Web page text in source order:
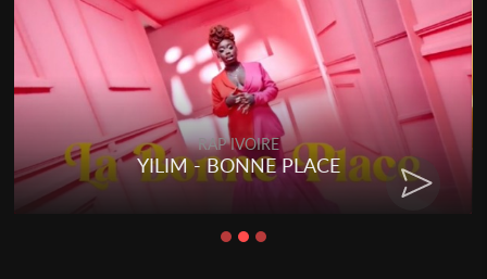
RAP IVOIRE
YILIM - BONNE PLACE